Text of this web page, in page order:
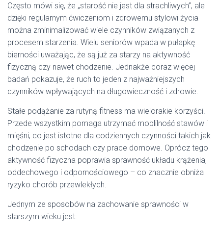
Często mówi się, że „starość nie jest dla strachliwych”, ale
dzięki regularnym ćwiczeniom i zdrowemu stylowi życia
można zminimalizować wiele czynników związanych z
procesem starzenia. Wielu seniorów wpada w pułapkę
bierności uważając, że są już za starzy na aktywność
fizyczną czy nawet chodzenie. Jednakże coraz więcej
badań pokazuje, że ruch to jeden z najważniejszych
czynników wpływających na długowieczność i zdrowie.
Stałe podążanie za rutyną fitness ma wielorakie korzyści.
Przede wszystkim pomaga utrzymać moblilność stawów i
mięśni, co jest istotne dla codziennych czynności takich jak
chodzenie po schodach czy prace domowe. Oprócz tego
aktywność fizyczna poprawia sprawność układu krążenia,
oddechowego i odpornościowego – co znacznie obniża
ryzyko chorób przewlekłych.
Jednym ze sposobów na zachowanie sprawności w
starszym wieku jest: